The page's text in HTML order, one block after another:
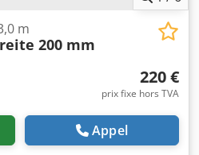
m
200 mm
220 €
prix fixe hors TVA
Appel